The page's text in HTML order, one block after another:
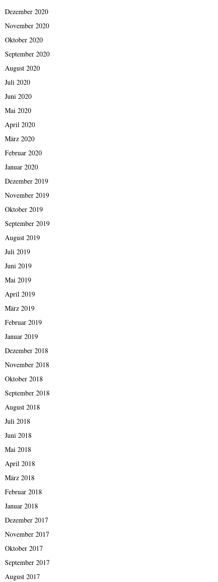
Dezember 2020
November 2020
Oktober 2020
September 2020
August 2020
Juli 2020
Juni 2020
Mai 2020
April 2020
März 2020
Februar 2020
Januar 2020
Dezember 2019
November 2019
Oktober 2019
September 2019
August 2019
Juli 2019
Juni 2019
Mai 2019
April 2019
März 2019
Februar 2019
Januar 2019
Dezember 2018
November 2018
Oktober 2018
September 2018
August 2018
Juli 2018
Juni 2018
Mai 2018
April 2018
März 2018
Februar 2018
Januar 2018
Dezember 2017
November 2017
Oktober 2017
September 2017
August 2017